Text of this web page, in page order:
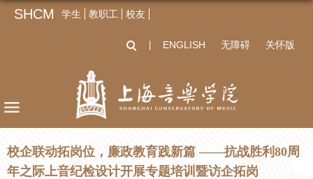
SHCM 学生 教职工 校友
ENGLISH 无障碍 关怀版
校企联动拓岗位，廉政教育践新篇 ——抗战胜利80周
年之际上音纪检设计开展专题培训暨访企拓岗